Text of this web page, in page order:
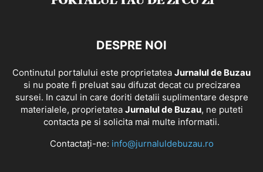
DESPRE NOI
Continutul portalului este proprietatea Jurnalul de Buzau
si nu poate fi preluat sau difuzat decat cu precizarea
sursei. In cazul in care doriti detalii suplimentare despre
materialele, proprietatea Jurnalul de Buzau, ne puteti
contacta pe si solicita mai multe informatii.
Contactați-ne: info@jurnaluldebuzau.ro